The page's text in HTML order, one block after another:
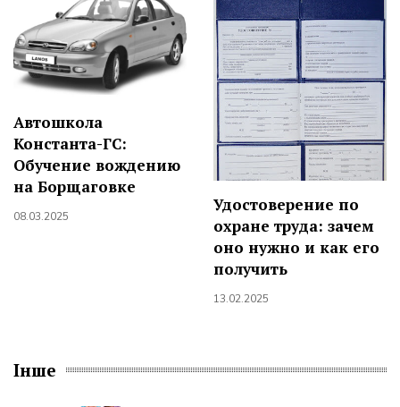
Автошкола
Константа-ГС:
Обучение вождению
на Борщаговке
08.03.2025
Удостоверение по
охране труда: зачем
оно нужно и как его
получить
13.02.2025
Інше